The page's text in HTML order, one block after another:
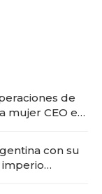
de
mujer CEO en
con su